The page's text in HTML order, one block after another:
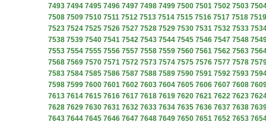
7493 7494 7495 7496 7497 7498 7499 7500 7501 7502 7503
7508 7509 7510 7511 7512 7513 7514 7515 7516 7517 7518 7519
7523 7524 7525 7526 7527 7528 7529 7530 7531 7532 7533
7538 7539 7540 7541 7542 7543 7544 7545 7546 7547 7548
7553 7554 7555 7556 7557 7558 7559 7560 7561 7562 7563
7568 7569 7570 7571 7572 7573 7574 7575 7576 7577 7578
7583 7584 7585 7586 7587 7588 7589 7590 7591 7592 7593
7598 7599 7600 7601 7602 7603 7604 7605 7606 7607 7608
7613 7614 7615 7616 7617 7618 7619 7620 7621 7622 7623
7628 7629 7630 7631 7632 7633 7634 7635 7636 7637 7638
7643 7644 7645 7646 7647 7648 7649 7650 7651 7652 7653